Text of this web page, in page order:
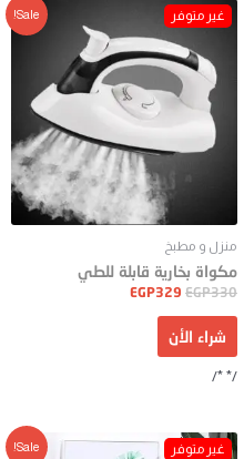
Sale!
منزل و مطبخ
مكواة بخارية قابلة للطي
EGP330
EGP329
شراء الأن
/* */
Sale!